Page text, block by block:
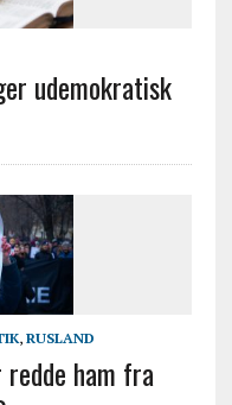
udemokratisk
, RUSLAND
ham fra